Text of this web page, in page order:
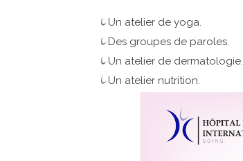
Un atelier de yoga.
Des groupes de paroles.
Un atelier de dermatologie.
Un atelier nutrition.